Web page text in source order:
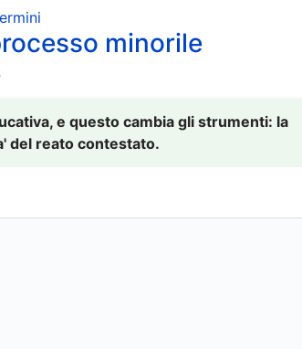
minorile
e questo cambia gli strumenti: la
del reato contestato.